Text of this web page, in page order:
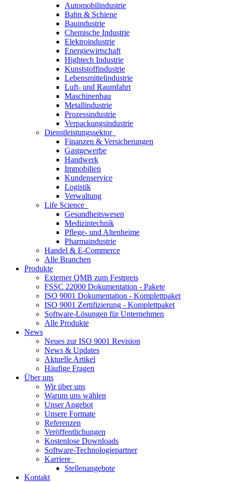
Automobilindustrie
Bahn & Schiene
Bauindustrie
Chemische Industrie
Elektroindustrie
Energiewirtschaft
Hightech Industrie
Kunststoffindustrie
Lebensmittelindustrie
Luft- und Raumfahrt
Maschinenbau
Metallindustrie
Prozessindustrie
Verpackungsindustrie
Dienstleistungssektor
Finanzen & Versicherungen
Gastgewerbe
Handwerk
Immobilien
Kundenservice
Logistik
Verwaltung
Life Science
Gesundheitswesen
Medizintechnik
Pflege- und Altenheime
Pharmaindustrie
Handel & E-Commerce
Alle Branchen
Produkte
Externer QMB zum Festpreis
FSSC 22000 Dokumentation - Pakete
ISO 9001 Dokumentation - Komplettpaket
ISO 9001 Zertifizierung - Komplettpaket
Software-Lösungen für Unternehmen
Alle Produkte
News
Neues zur ISO 9001 Revision
News & Updates
Aktuelle Artikel
Häufige Fragen
Über uns
Wir über uns
Warum uns wählen
Unser Angebot
Unsere Formate
Referenzen
Veröffentlichungen
Kostenlose Downloads
Software-Technologiepartner
Karriere
Stellenangebote
Kontakt